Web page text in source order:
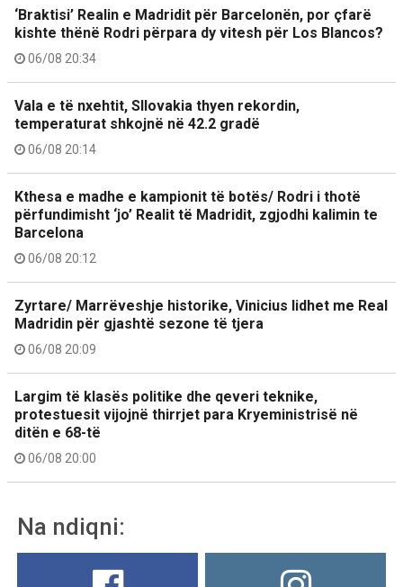
‘Braktisi’ Realin e Madridit për Barcelonën, por çfarë
kishte thënë Rodri përpara dy vitesh për Los Blancos?
06/08 20:34
Vala e të nxehtit, Sllovakia thyen rekordin,
temperaturat shkojnë në 42.2 gradë
06/08 20:14
Kthesa e madhe e kampionit të botës/ Rodri i thotë
përfundimisht ‘jo’ Realit të Madridit, zgjodhi kalimin te
Barcelona
06/08 20:12
Zyrtare/ Marrëveshje historike, Vinicius lidhet me Real
Madridin për gjashtë sezone të tjera
06/08 20:09
Largim të klasës politike dhe qeveri teknike,
protestuesit vijojnë thirrjet para Kryeministrisë në
ditën e 68-të
06/08 20:00
Na ndiqni: